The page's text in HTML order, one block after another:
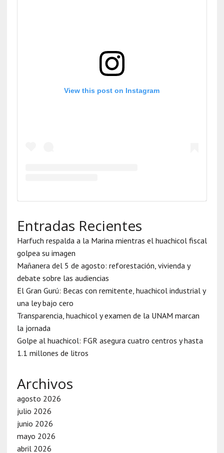
View this post on Instagram
Entradas Recientes
Harfuch respalda a la Marina mientras el huachicol fiscal
golpea su imagen
Mañanera del 5 de agosto: reforestación, vivienda y
debate sobre las audiencias
El Gran Gurú: Becas con remitente, huachicol industrial y
una ley bajo cero
Transparencia, huachicol y examen de la UNAM marcan
la jornada
Golpe al huachicol: FGR asegura cuatro centros y hasta
1.1 millones de litros
Archivos
agosto 2026
julio 2026
junio 2026
mayo 2026
abril 2026